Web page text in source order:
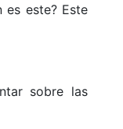
es este? Este
sobre las